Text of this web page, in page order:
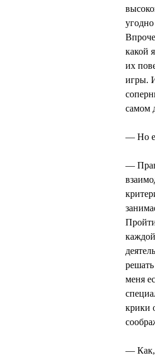
какой
их
игры.
самом
— Но
—
меня
крики
— Как,